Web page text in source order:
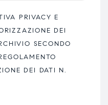
PRIVACY E
DEI
SECONDO
DEI DATI N.